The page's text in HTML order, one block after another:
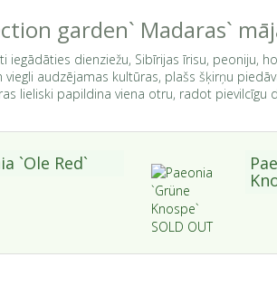
garden` Madaras`
iegādāties dienziežu, Sibīrijas īrisu, peoniju,
audzējamas kultūras, plašs šķirņu
lieliski papildina viena otru, radot
`Ole Red`